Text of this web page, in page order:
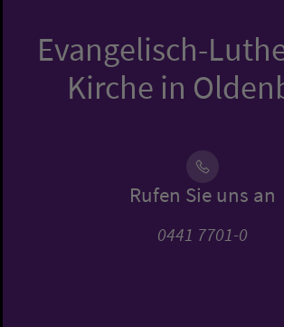
Evangelisch-
Kirche in
Rufen Sie uns an
0441 7701-0